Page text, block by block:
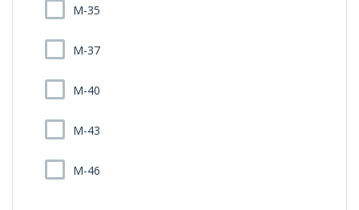
M-35
M-37
M-40
M-43
M-46